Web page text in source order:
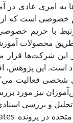
به امری عادی در
خصوصی است که از
با حریم
محصولات
شرکت‌ها قرار
است. این
فعالیت
نیز مورد
و بررسی
در پرونده